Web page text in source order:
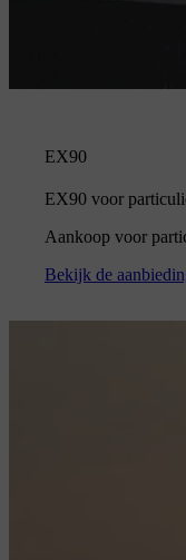
EX90
EX90 voor
Aankoop voor
Bekijk de